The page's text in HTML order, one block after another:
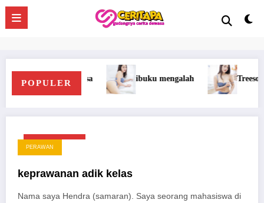
Skip
content
Home perawan Page 2
POPULERibuku mengalah Treesome Dengan Penis
Oktober 6, 2025
PERAWAN
keprawanan adik kelas
Nama saya Hendra (samaran). Saya seorang mahasiswa di